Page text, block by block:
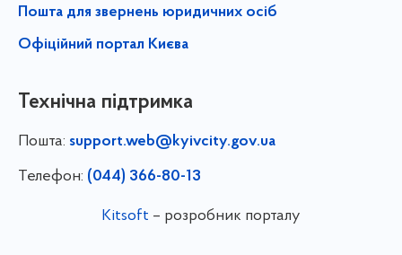
Пошта для звернень юридичних осіб
Офіційний портал Києва
Технічна підтримка
Пошта: support.web@kyivcity.gov.ua
Телефон: (044) 366-80-13
Kitsoft – розробник порталу